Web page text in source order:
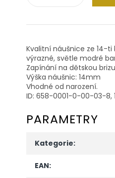
Kvalitní náušnice ze 14-
výrazné, světle modré
Zapínání na dětskou
Výška náušnic: 14mm
Vhodné od narození.
ID: 658-0001-0-00-03-8,
PARAMETRY
Kategorie:
EAN: